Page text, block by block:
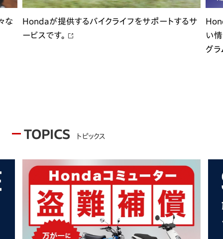
な
Hondaが提供するバイクライフをサポートするサ
ービスです。
い
グラ
TOPICS トピックス